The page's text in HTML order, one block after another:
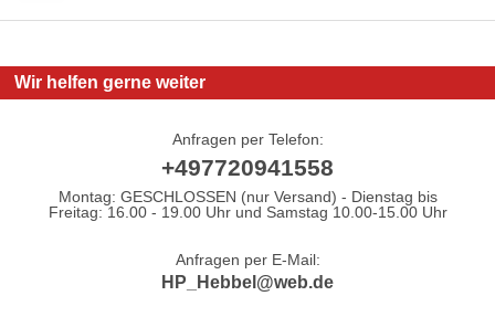
Wir helfen gerne weiter
Anfragen per Telefon:
+497720941558
Montag: GESCHLOSSEN (nur Versand) - Dienstag bis
Freitag: 16.00 - 19.00 Uhr und Samstag 10.00-15.00 Uhr
Anfragen per E-Mail:
HP_Hebbel@web.de